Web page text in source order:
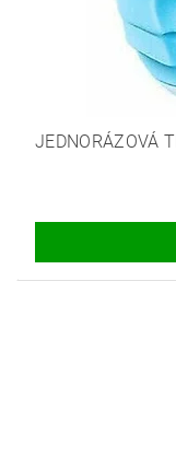
JEDNORÁZOVÁ